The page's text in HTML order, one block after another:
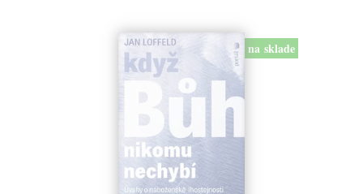
na sklade